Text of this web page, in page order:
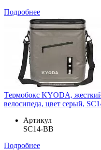
Подробнее
Tермобокс KYODA,
велосипеда, цвет серый,
Артикул
SC14-BB
Подробнее